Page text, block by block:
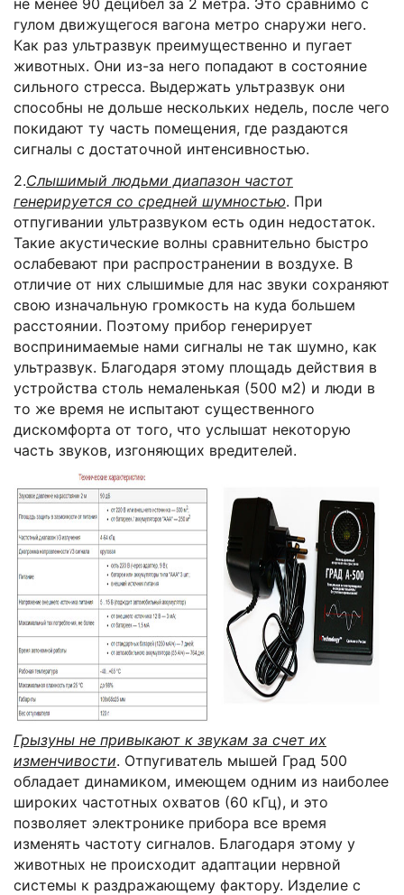
гулом движущегося вагона метро снаружи него.
Как раз ультразвук преимущественно и пугает
животных. Они из-за него попадают в состояние
сильного стресса. Выдержать ультразвук они
способны не дольше нескольких недель, после чего
покидают ту часть помещения, где раздаются
сигналы с достаточной интенсивностью.
2.Слышимый людьми диапазон частот
генерируется со средней шумностью. При
отпугивании ультразвуком есть один недостаток.
Такие акустические волны сравнительно быстро
ослабевают при распространении в воздухе. В
отличие от них слышимые для нас звуки сохраняют
свою изначальную громкость на куда большем
расстоянии. Поэтому прибор генерирует
воспринимаемые нами сигналы не так шумно, как
ультразвук. Благодаря этому площадь действия в
устройства столь немаленькая (500 м2) и люди в
то же время не испытают существенного
дискомфорта от того, что услышат некоторую
часть звуков, изгоняющих вредителей.
Грызуны не привыкают к звукам за счет их
изменчивости. Отпугиватель мышей Град 500
обладает динамиком, имеющем одним из наиболее
широких частотных охватов (60 кГц), и это
позволяет электронике прибора все время
изменять частоту сигналов. Благодаря этому у
животных не происходит адаптации нервной
системы к раздражающему фактору. Изделие с